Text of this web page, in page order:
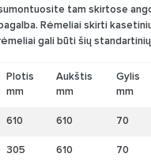
tam skirtose
Rėmeliai skirti
gali būti šių
Plotis
mm
Aukštis
mm
Gylis
mm
610 610 70
305 610 70